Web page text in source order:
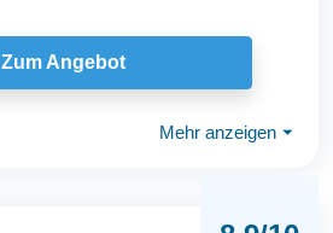
Zum Angebot
Mehr anzeigen ⏷